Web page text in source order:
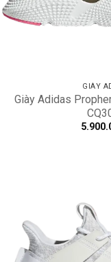
GIÀY
Giày Adidas